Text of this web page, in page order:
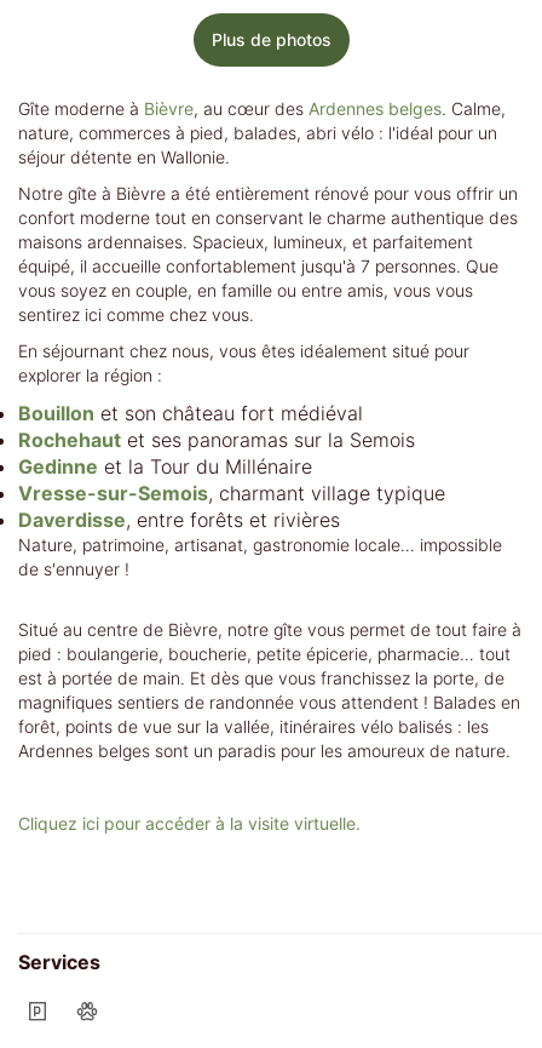
Plus de photos
Gîte moderne à Bièvre, au cœur des Ardennes belges. Calme,
nature, commerces à pied, balades, abri vélo : l'idéal pour un
séjour détente en Wallonie.
Notre gîte à Bièvre a été entièrement rénové pour vous offrir un
confort moderne tout en conservant le charme authentique des
maisons ardennaises. Spacieux, lumineux, et parfaitement
équipé, il accueille confortablement jusqu'à 7 personnes. Que
vous soyez en couple, en famille ou entre amis, vous vous
sentirez ici comme chez vous.
En séjournant chez nous, vous êtes idéalement situé pour
explorer la région :
Bouillon et son château fort médiéval
Rochehaut et ses panoramas sur la Semois
Gedinne et la Tour du Millénaire
Vresse-sur-Semois, charmant village typique
Daverdisse, entre forêts et rivières
Nature, patrimoine, artisanat, gastronomie locale… impossible
de s'ennuyer !
Situé au centre de Bièvre, notre gîte vous permet de tout faire à
pied : boulangerie, boucherie, petite épicerie, pharmacie… tout
est à portée de main. Et dès que vous franchissez la porte, de
magnifiques sentiers de randonnée vous attendent ! Balades en
forêt, points de vue sur la vallée, itinéraires vélo balisés : les
Ardennes belges sont un paradis pour les amoureux de nature.
Cliquez ici pour accéder à la visite virtuelle.
Services